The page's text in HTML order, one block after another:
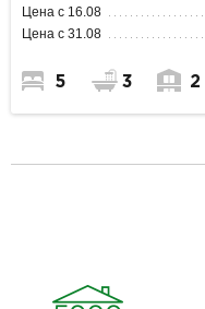
Цена с 16.08
Цена с 31.08
5 3 2